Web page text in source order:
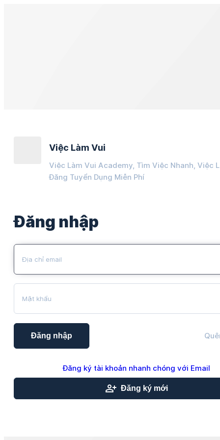
Việc Làm Vui
Việc Làm Vui Academy, Tìm Việc Nhanh, Việc
Đăng Tuyển Dụng Miễn Phí
Đăng nhập
Đăng nhập
Đăng ký tài khoản nhanh chóng với Email
Đăng ký mới